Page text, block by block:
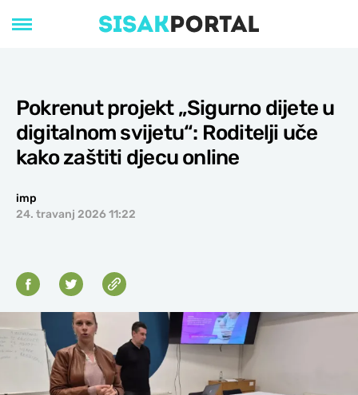
Pokrenut projekt „Sigurno dijete u
digitalnom svijetu“: Roditelji uče
kako zaštiti djecu online
imp
24. travanj 2026 11:22